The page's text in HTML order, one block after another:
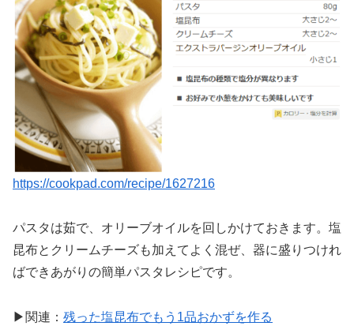
https://cookpad.com/recipe/1627216
パスタは茹で、オリーブオイルを回しかけておきます。塩
昆布とクリームチーズも加えてよく混ぜ、器に盛りつけれ
ばできあがりの簡単パスタレシピです。
▶関連： 残った塩昆布でもう1品おかずを作る